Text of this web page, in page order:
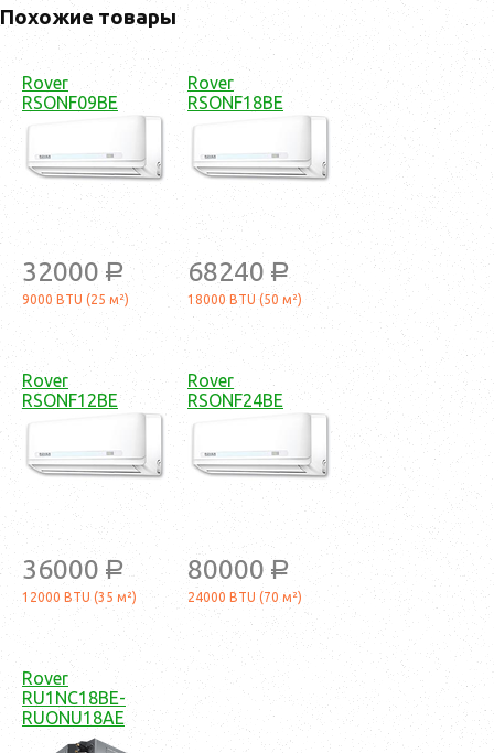
Похожие товары
Rover
RSONF09BE
32000 a
9000 BTU (25 м²)
Rover
RSONF18BE
68240 a
18000 BTU (50 м²)
Rover
RSONF12BE
36000 a
12000 BTU (35 м²)
Rover
RSONF24BE
80000 a
24000 BTU (70 м²)
Rover
RU1NC18BE-
RUONU18AE